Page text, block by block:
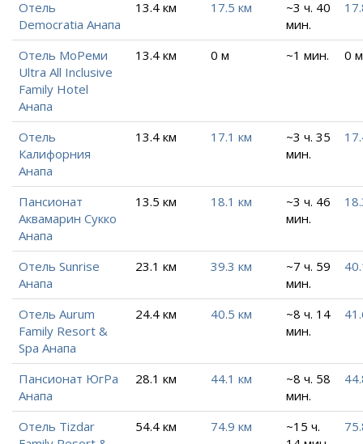
Отель
Democratia Анапа
13.4 км 17.5 км
~3 ч. 40
мин.
Отель МоРеми
Ultra All Inclusive
Family Hotel
Анапа
13.4 км 0 м ~1 мин. 0 м
Отель
Калифорния
Анапа
13.4 км 17.1 км
~3 ч. 35
мин.
Пансионат
Аквамарин Сукко
Анапа
13.5 км 18.1 км
~3 ч. 46
мин.
Отель Sunrise
Анапа
23.1 км 39.3 км
~7 ч. 59
мин.
Отель Aurum
Family Resort &
Spa Анапа
24.4 км 40.5 км
~8 ч. 14
мин.
Пансионат ЮгРа
Анапа
28.1 км 44.1 км
~8 ч. 58
мин.
Отель Tizdar
54.4 км 74.9 км
~15 ч.